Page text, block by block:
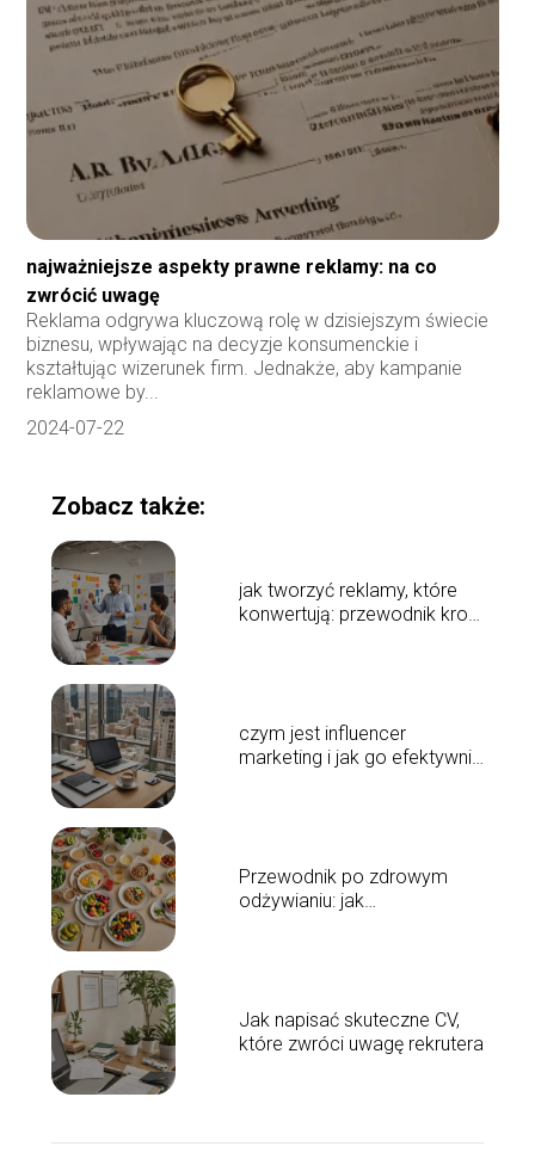
najważniejsze aspekty prawne reklamy: na co
zwrócić uwagę
Reklama odgrywa kluczową rolę w dzisiejszym świecie
biznesu, wpływając na decyzje konsumenckie i
kształtując wizerunek firm. Jednakże, aby kampanie
reklamowe by...
2024-07-22
Zobacz także:
jak tworzyć reklamy, które
konwertują: przewodnik krok
czym jest influencer
marketing i jak go efektywnie
Przewodnik po zdrowym
odżywianiu: jak
Jak napisać skuteczne CV,
które zwróci uwagę rekrutera